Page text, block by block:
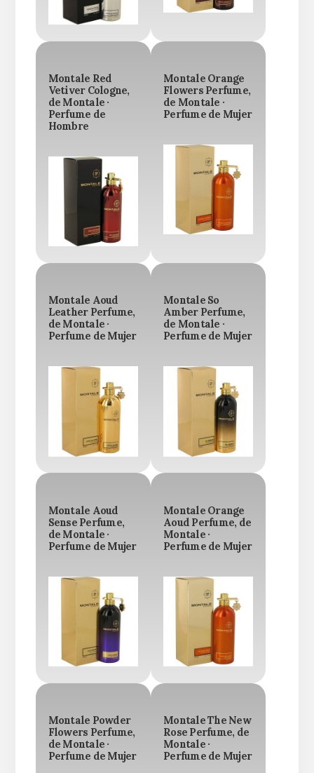
Montale Red
Vetiver Cologne,
de Montale ·
Perfume de
Hombre
Montale Orange
Flowers Perfume,
de Montale ·
Perfume de Mujer
Montale Aoud
Leather Perfume,
de Montale ·
Perfume de Mujer
Montale So
Amber Perfume,
de Montale ·
Perfume de Mujer
Montale Aoud
Sense Perfume,
de Montale ·
Perfume de Mujer
Montale Orange
Aoud Perfume, de
Montale ·
Perfume de Mujer
Montale Powder
Flowers Perfume,
de Montale ·
Perfume de Mujer
Montale The New
Rose Perfume, de
Montale ·
Perfume de Mujer